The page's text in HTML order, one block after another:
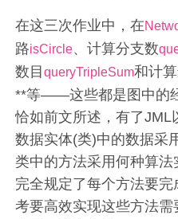
在这三次作业中，在
路isCircle、计算分支数
数目queryTripleSum和计
**等——这些都是图中的
恰如前文所述，有了JML
数据实体(类)中的数据采
类中的方法采用何种算
完全规定了每个方法要
考要高效实现这些方法